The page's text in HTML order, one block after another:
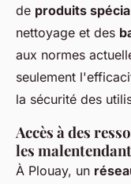
de produits
nettoyage et des
aux normes
seulement
la sécurité des
Accès à des
les
À Plouay, un